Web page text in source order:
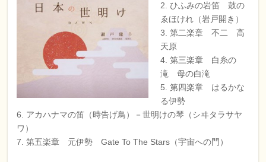
2. ひふみの岩笛 鼓の
ゑほけれ（岩戸開き）
3. 第二楽章 不二 高
天原
4. 第三楽章 白糸の
滝 母の白滝
5. 第四楽章 はるかな
る伊勢
6. アカハナマの笛（時告げ鳥）－世明けの琴（シヰタラサヤ
ワ）
7. 第五楽章 元伊勢 Gate To The Stars（宇宙への門）